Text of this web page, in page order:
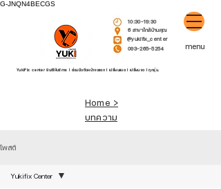
G-JNQN4BECGS
10:30-19:30
6 สาขาใกล้บ้านคุณ
@yukifix_center
093-265-5254
YukiFix center ยินดีให้บริการ l ซ่อมมือถือหน้าจอแตก l เปลี่ยนแบต l เปลี่ยนจอ l ทุกรุ่น.
menu
Home >
บทความ
โพสต์
Yukifix Center